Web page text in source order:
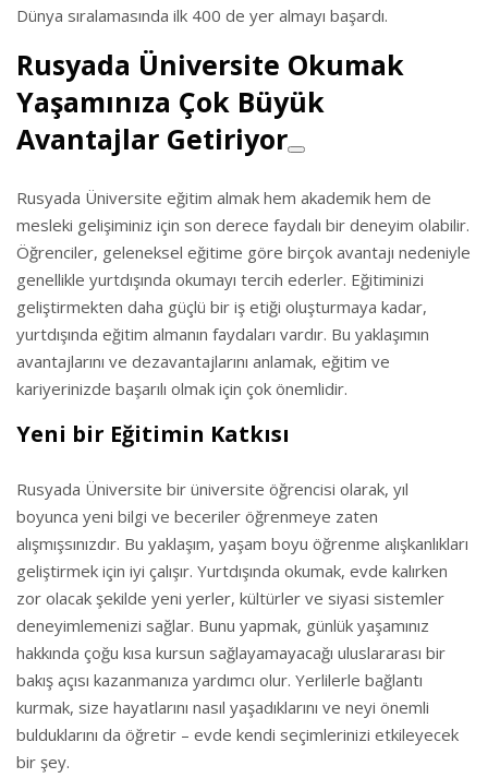
Dünya sıralamasında ilk 400 de yer almayı başardı.
Rusyada Üniversite Okumak
Yaşamınıza Çok Büyük
Avantajlar Getiriyor
Rusyada Üniversite eğitim almak hem akademik hem de
mesleki gelişiminiz için son derece faydalı bir deneyim olabilir.
Öğrenciler, geleneksel eğitime göre birçok avantajı nedeniyle
genellikle yurtdışında okumayı tercih ederler. Eğitiminizi
geliştirmekten daha güçlü bir iş etiği oluşturmaya kadar,
yurtdışında eğitim almanın faydaları vardır. Bu yaklaşımın
avantajlarını ve dezavantajlarını anlamak, eğitim ve
kariyerinizde başarılı olmak için çok önemlidir.
Yeni bir Eğitimin Katkısı
Rusyada Üniversite bir üniversite öğrencisi olarak, yıl
boyunca yeni bilgi ve beceriler öğrenmeye zaten
alışmışsınızdır. Bu yaklaşım, yaşam boyu öğrenme alışkanlıkları
geliştirmek için iyi çalışır. Yurtdışında okumak, evde kalırken
zor olacak şekilde yeni yerler, kültürler ve siyasi sistemler
deneyimlemenizi sağlar. Bunu yapmak, günlük yaşamınız
hakkında çoğu kısa kursun sağlayamayacağı uluslararası bir
bakış açısı kazanmanıza yardımcı olur. Yerlilerle bağlantı
kurmak, size hayatlarını nasıl yaşadıklarını ve neyi önemli
bulduklarını da öğretir – evde kendi seçimlerinizi etkileyecek
bir şey.